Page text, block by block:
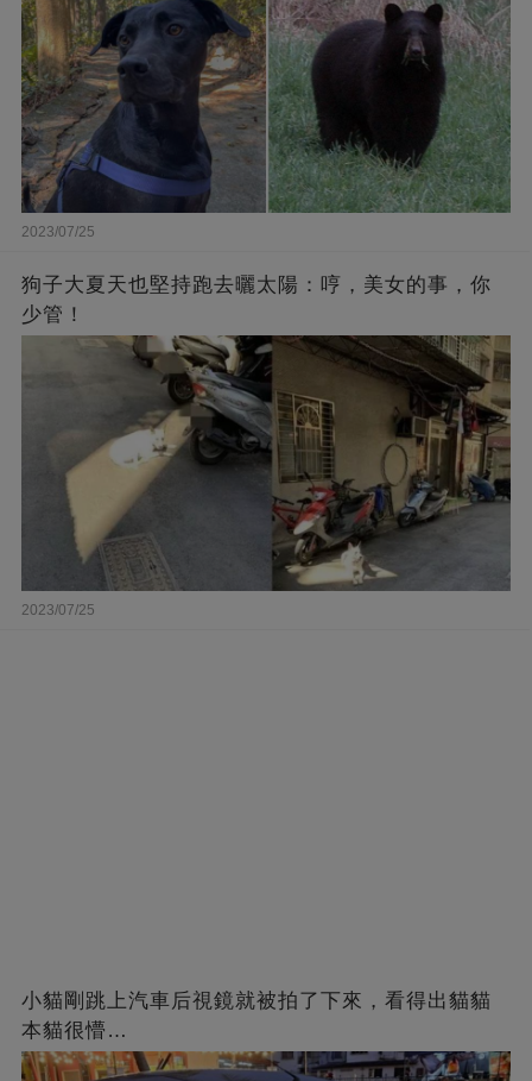
2023/07/25
狗子大夏天也堅持跑去曬太陽：哼，美女的事，你
少管！
2023/07/25
小貓剛跳上汽車后視鏡就被拍了下來，看得出貓貓
本貓很懵…